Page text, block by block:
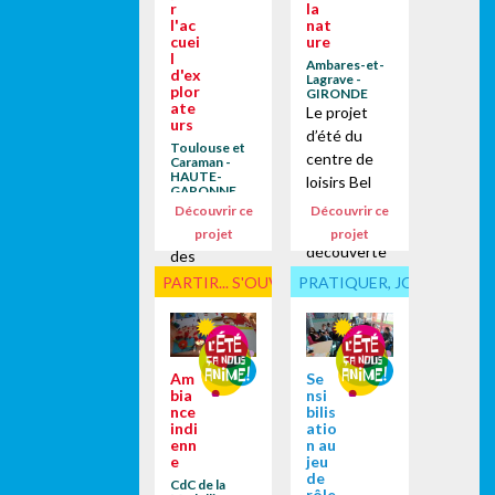
Haute-
Savoie et de
l’Ain !Depuis
2006 les
Francas de
Savoie
accompagn
ent
pédagogiqu
ement...
équipes
d'animation
du centre
de loisirs
municipal
"les Cèdres",
de la...
r
l'ac
cuei
l
d'ex
plor
ate
urs
Toulouse et
Caraman -
HAUTE-
GARONNE
Lors de la
préparation
des
« Journées
nature »
organisées
par le
Conseil
Régional de
Midi
Pyrénées,
les Francas
de Haute-
Découvrir ce
projet
la
nat
ure
Ambares-et-
Lagrave -
GIRONDE
Le projet
d’été du
centre de
loisirs Bel
Air portait
sur la
découverte
de la nature
et de
l’environne
ment. Après
avoir
remarqué
un intérêt
certain de la
part des
enfants
Découvrir ce
projet
PARTIR... S'OUVRIR
Am
bia
nce
indi
enn
e
CdC de la
PRATIQUER, JOUER...
Se
nsi
bilis
atio
n au
jeu
de